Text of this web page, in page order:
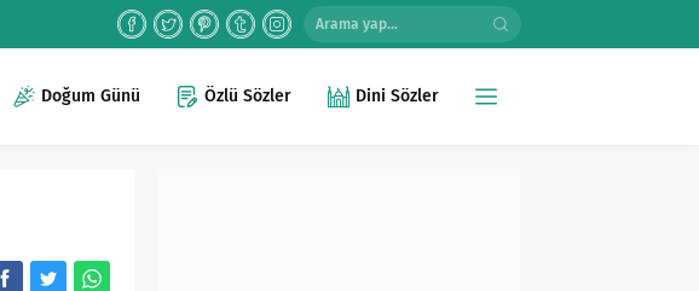
Doğum Günü Özlü Sözler Dini Sözler